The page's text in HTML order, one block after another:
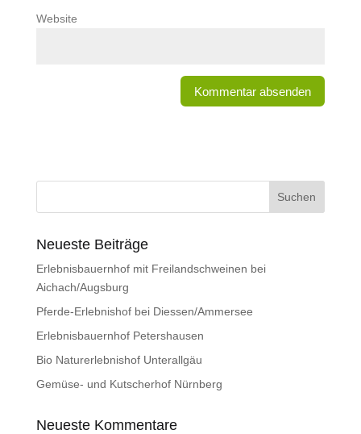
Website
Neueste Beiträge
Erlebnisbauernhof mit Freilandschweinen bei
Aichach/Augsburg
Pferde-Erlebnishof bei Diessen/Ammersee
Erlebnisbauernhof Petershausen
Bio Naturerlebnishof Unterallgäu
Gemüse- und Kutscherhof Nürnberg
Neueste Kommentare